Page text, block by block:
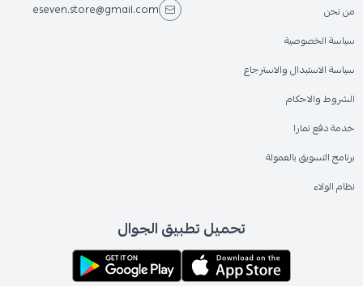
من نحن
سياسة الخصوصية
سياسة الاستبدال والاسترجاع
الشروط والاحكام
خدمة دفع تمارا
برنامج التسويق بالعمولة
نظام الولاء
eseven.store@gmail.com
تحميل تطبيق الجوال